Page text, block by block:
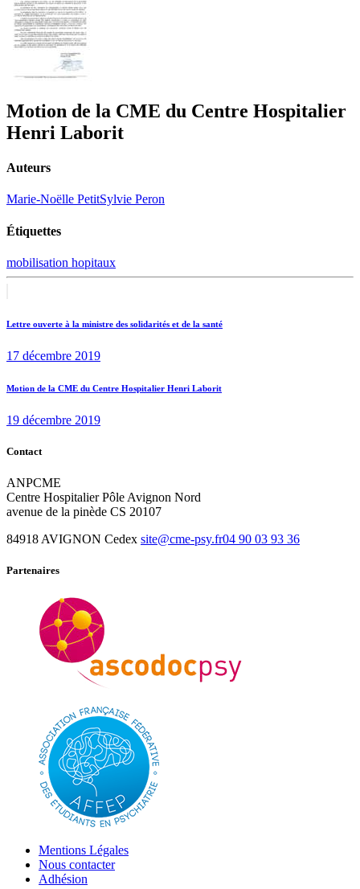
Motion de la CME du Centre Hospitalier
Henri Laborit
Auteurs
Marie-Noëlle PetitSylvie Peron
Étiquettes
mobilisation hopitaux
de
Lettre ouverte à la ministre des solidarités et de la santé
17 décembre 2019
Next
Motion de la CME du Centre Hospitalier Henri Laborit
19 décembre 2019
Contact
ANPCME
Centre Hospitalier Pôle Avignon Nord
avenue de la pinède CS 20107
84918 AVIGNON Cedex site@cme-psy.fr04 90 03 93 36
Partenaires
Mentions Légales
Nous contacter
Adhésion